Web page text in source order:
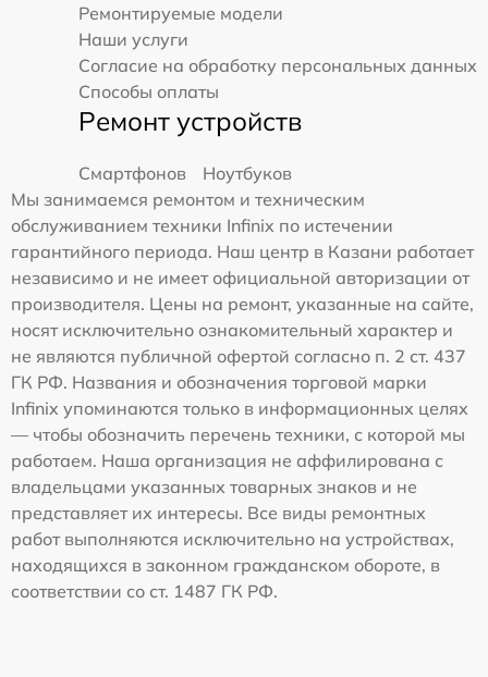
Ремонтируемые модели
Наши услуги
Согласие на обработку персональных данных
Способы оплаты
Ремонт устройств
Смартфонов
Ноутбуков
Мы занимаемся ремонтом и техническим
обслуживанием техники Infinix по истечении
гарантийного периода. Наш центр в Казани работает
независимо и не имеет официальной авторизации от
производителя. Цены на ремонт, указанные на сайте,
носят исключительно ознакомительный характер и
не являются публичной офертой согласно п. 2 ст. 437
ГК РФ. Названия и обозначения торговой марки
Infinix упоминаются только в информационных целях
— чтобы обозначить перечень техники, с которой мы
работаем. Наша организация не аффилирована с
владельцами указанных товарных знаков и не
представляет их интересы. Все виды ремонтных
работ выполняются исключительно на устройствах,
находящихся в законном гражданском обороте, в
соответствии со ст. 1487 ГК РФ.